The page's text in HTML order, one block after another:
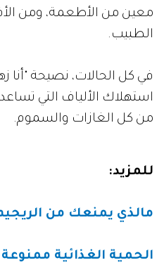
معين من الأطعمة، ومن
الطبيب.
في كل الحالات، نصيحة "أنا
استهلاك الألياف التي
من كل الغازات والسموم.
للمزيد:
مالذي يمنعك من
الحمية الغذائية